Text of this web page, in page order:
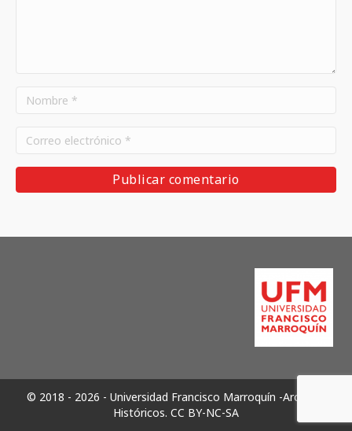
© 2018 - 2026 - Universidad Francisco Marroquín -Archivos
Históricos. CC BY-NC-SA